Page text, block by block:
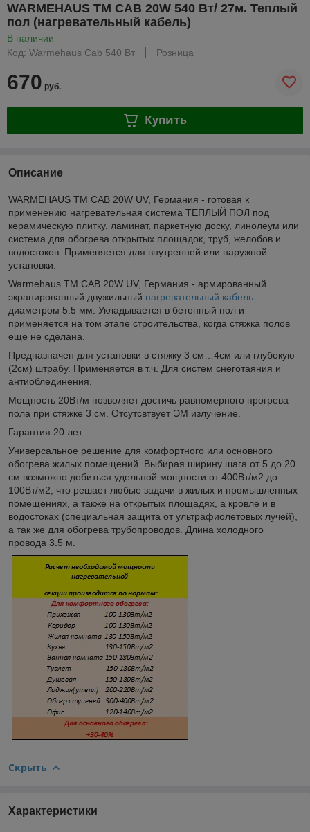
WARMEHAUS TM CAB 20W 540 Вт/ 27м. Теплый
пол (нагревательный кабель)
В наличии
Код: Warmehaus Cab 540 Вт
Розница
670 руб.
Купить
Описание
WARMEHAUS TM CAB 20W UV, Германия - готовая к
применению нагревательная система ТЕПЛЫЙ ПОЛ под
керамическую плитку, ламинат, паркетную доску, линолеум или
система для обогрева открытых площадок, труб, желобов и
водостоков. Применяется для внутренней или наружной
установки.
Warmehaus TM CAB 20W UV, Германия - армированный
экранированный двужильный нагревательный кабель
диаметром 5.5 мм. Укладывается в бетонный пол и
применяется на том этапе строительства, когда стяжка полов
еще не сделана.
Предназначен для установки в стяжку 3 см…4см или глубокую
(2см) штрабу. Применяется в т.ч. Для систем снеготаяния и
антиоблединения.
Мощность 20Вт/м позволяет достичь равномерного прогрева
пола при стяжке 3 см. Отсутсвтвует ЭМ излучение.
Гарантия 20 лет.
Универсальное решение для комфортного или основного
обогрева жилых помещений. Выбирая ширину шага от 5 до 20
см возможно добиться удельной мощности от 400Вт/м2 до
100Вт/м2, что решает любые задачи в жилых и промышленных
помещениях, а также на открытых площадях, а кровле и в
водостоках (специальная защита от ультрафиолетовых лучей),
а так же для обогрева трубопроводов. Длина холодного
провода 3.5 м.
Скрыть
Характеристики